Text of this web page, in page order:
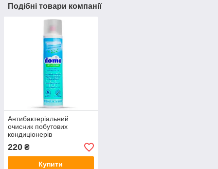
Подібні товари компанії
Антибактеріальний
очисник побутових
кондиціонерів
(профілактика)
220 ₴
Купити